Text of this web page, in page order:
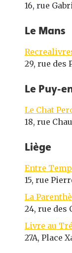
16, rue
Le Mans
29, rue des
Le Puy-
Le Chat
18, rue
Liège
Entre
15, rue
La
24, rue des
Livre au
27A, Place